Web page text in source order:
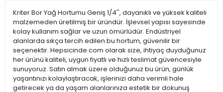
Kriter Bor Yağ Hortumu Geniş 1/4'', dayanıklı ve yüksek kaliteli
malzemeden üretilmiş bir üründür. İşlevsel yapısı sayesinde
kolay kullanım sağlar ve uzun ömürlüdür. Endüstriyel
alanlarda sıkça tercih edilen bu hortum, güvenilir bir
seçenektir. Hepsicinde.com olarak size, ihtiyaç duyduğunuz
her ürünü kaliteli, uygun fiyatlı ve hızlı teslimat güvencesiyle
sunuyoruz. Satın almak üzere olduğunuz bu ürün, günlük
yaşantınızı kolaylaştıracak, işlerinizi daha verimli hale
getirecek ya da yaşam alanlarınıza estetik bir dokunuş